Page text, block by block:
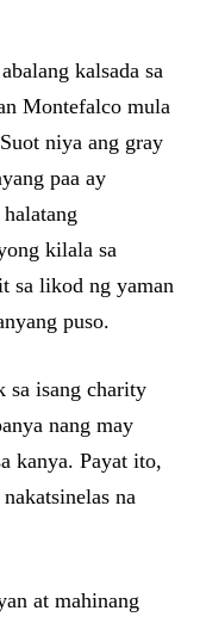
kalsada sa
Montefalco mula
niya ang gray
paa ay
kilala sa
sa likod ng yaman
puso.
sa isang charity
nang may
kanya. Payat ito,
na
at mahinang